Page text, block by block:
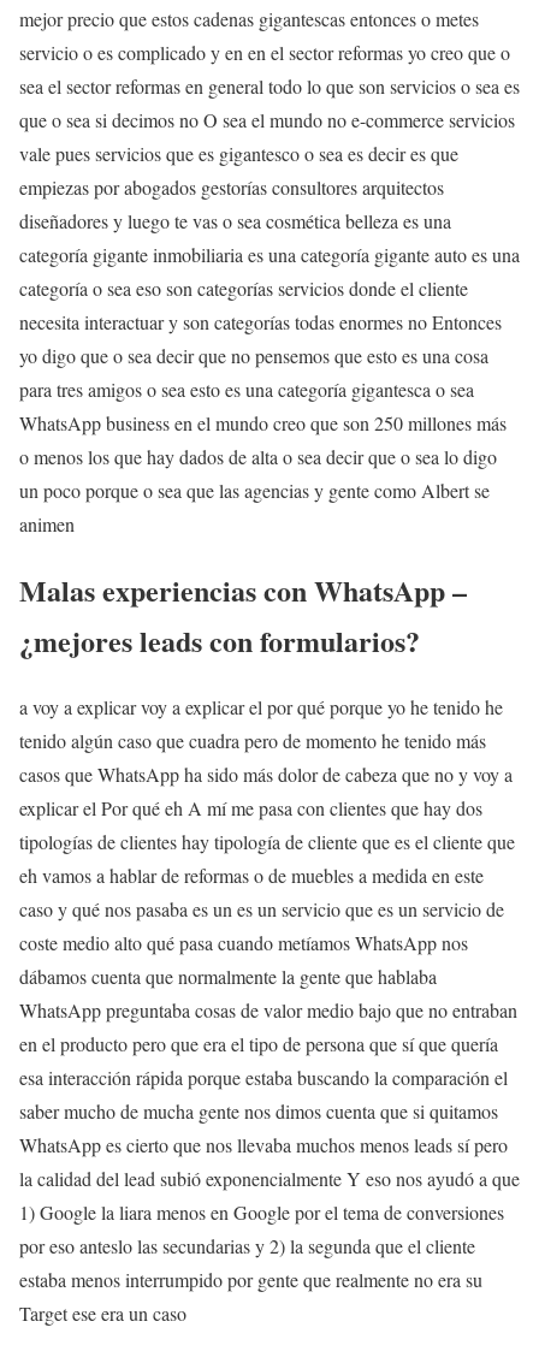
mejor precio que estos cadenas gigantescas entonces o metes
servicio o es complicado y en en el sector reformas yo creo que o
sea el sector reformas en general todo lo que son servicios o sea es
que o sea si decimos no O sea el mundo no e-commerce servicios
vale pues servicios que es gigantesco o sea es decir es que
empiezas por abogados gestorías consultores arquitectos
diseñadores y luego te vas o sea cosmética belleza es una
categoría gigante inmobiliaria es una categoría gigante auto es una
categoría o sea eso son categorías servicios donde el cliente
necesita interactuar y son categorías todas enormes no Entonces
yo digo que o sea decir que no pensemos que esto es una cosa
para tres amigos o sea esto es una categoría gigantesca o sea
WhatsApp business en el mundo creo que son 250 millones más
o menos los que hay dados de alta o sea decir que o sea lo digo
un poco porque o sea que las agencias y gente como Albert se
animen
Malas experiencias con WhatsApp –
¿mejores leads con formularios?
a voy a explicar voy a explicar el por qué porque yo he tenido he
tenido algún caso que cuadra pero de momento he tenido más
casos que WhatsApp ha sido más dolor de cabeza que no y voy a
explicar el Por qué eh A mí me pasa con clientes que hay dos
tipologías de clientes hay tipología de cliente que es el cliente que
eh vamos a hablar de reformas o de muebles a medida en este
caso y qué nos pasaba es un es un servicio que es un servicio de
coste medio alto qué pasa cuando metíamos WhatsApp nos
dábamos cuenta que normalmente la gente que hablaba
WhatsApp preguntaba cosas de valor medio bajo que no entraban
en el producto pero que era el tipo de persona que sí que quería
esa interacción rápida porque estaba buscando la comparación el
saber mucho de mucha gente nos dimos cuenta que si quitamos
WhatsApp es cierto que nos llevaba muchos menos leads sí pero
la calidad del lead subió exponencialmente Y eso nos ayudó a que
1) Google la liara menos en Google por el tema de conversiones
por eso anteslo las secundarias y 2) la segunda que el cliente
estaba menos interrumpido por gente que realmente no era su
Target ese era un caso